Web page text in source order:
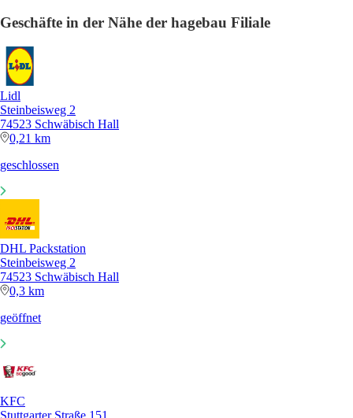
Geschäfte in der Nähe der hagebau Filiale
Lidl
Steinbeisweg 2
74523 Schwäbisch Hall
0,21 km
geschlossen
DHL Packstation
Steinbeisweg 2
74523 Schwäbisch Hall
0,3 km
geöffnet
KFC
Stuttgarter Straße 151